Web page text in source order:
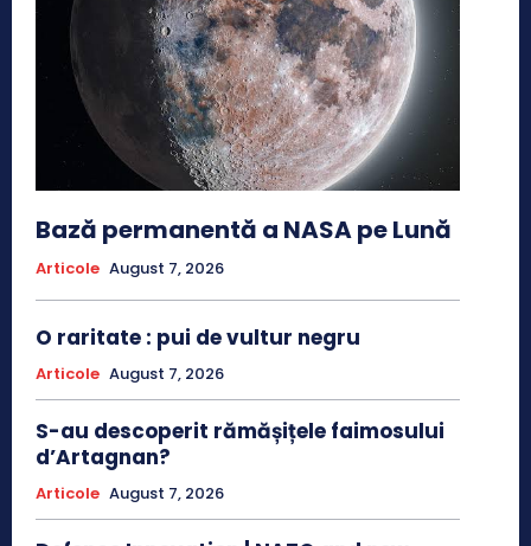
Bază permanentă a NASA pe Lună
Articole August 7, 2026
O raritate : pui de vultur negru
Articole August 7, 2026
S-au descoperit rămășițele faimosului
d’Artagnan?
Articole August 7, 2026